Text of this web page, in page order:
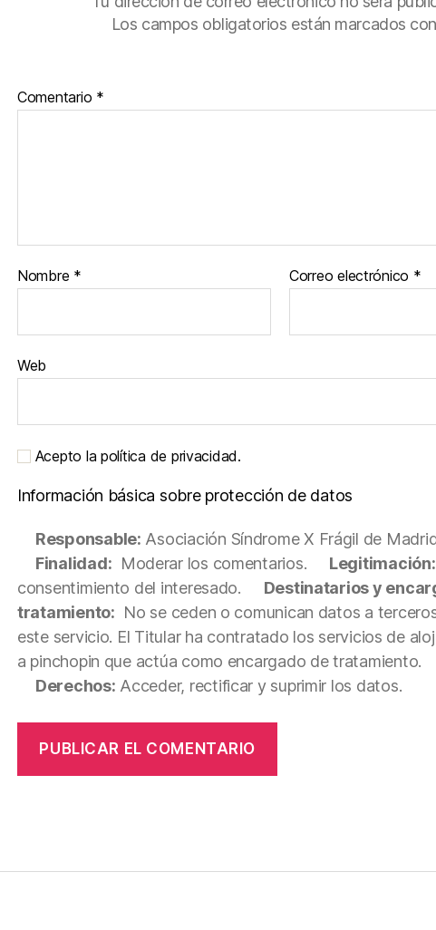
Los campos obligatorios están marcados con
Comentario *
Nombre * Correo electrónico *
Web
Acepto la política de privacidad.
Información básica sobre protección de datos
Responsable: Asociación Síndrome X Frágil de
Finalidad: Moderar los comentarios. Legitimación:
consentimiento del interesado.
Destinatarios y
tratamiento: No se ceden o comunican datos a
este servicio. El Titular ha contratado los servicios de
a pinchopin que actúa como encargado de tratamiento.
Derechos: Acceder, rectificar y suprimir los datos.